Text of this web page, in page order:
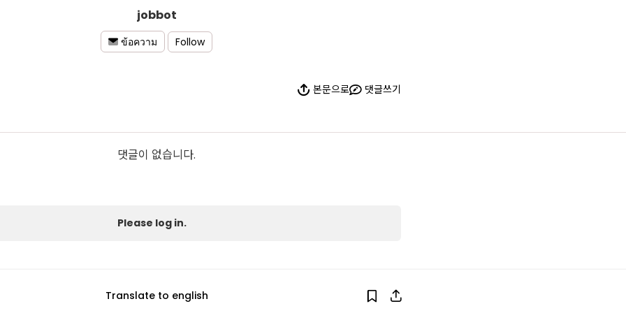
jobbot
ข้อความ Follow
본문으로 댓글쓰기
댓글이 없습니다.
Please log in.
Translate to english